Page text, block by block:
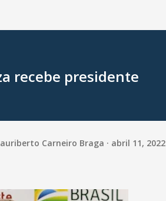
recebe presidente
Carneiro Braga abril 11, 2022